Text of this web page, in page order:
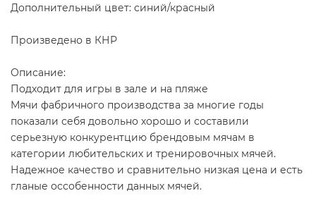
Дополнительный цвет: синий/красный
Произведено в КНР
Описание:
Подходит для игры в зале и на пляже
Мячи фабричного производства за многие годы
показали себя довольно хорошо и составили
серьезную конкурентцию брендовым мячам в
категории любительских и тренировочных мячей.
Надежное качество и сравнительно низкая цена и есть
гланые оссобенности данных мячей.